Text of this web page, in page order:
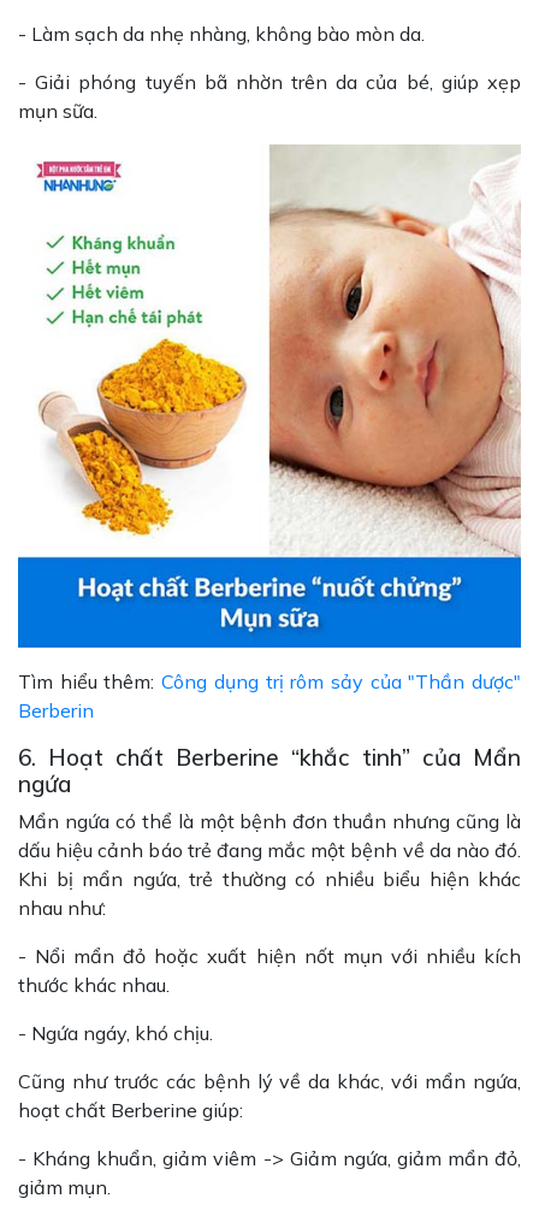
- Làm sạch da nhẹ nhàng, không bào mòn da.
- Giải phóng tuyến bã nhờn trên da của bé, giúp xẹp
mụn sữa.
Tìm hiểu thêm:Công dụng trị rôm sảy của "Thần dược"
Berberin
6. Hoạt chất Berberine “khắc tinh” của Mẩn
ngứa
Mẩn ngứa có thể là một bệnh đơn thuần nhưng cũng là
dấu hiệu cảnh báo trẻ đang mắc một bệnh về da nào đó.
Khi bị mẩn ngứa, trẻ thường có nhiều biểu hiện khác
nhau như:
- Nổi mẩn đỏ hoặc xuất hiện nốt mụn với nhiều kích
thước khác nhau.
- Ngứa ngáy, khó chịu.
Cũng như trước các bệnh lý về da khác, với mẩn ngứa,
hoạt chất Berberine giúp:
- Kháng khuẩn, giảm viêm -> Giảm ngứa, giảm mẩn đỏ,
giảm mụn.